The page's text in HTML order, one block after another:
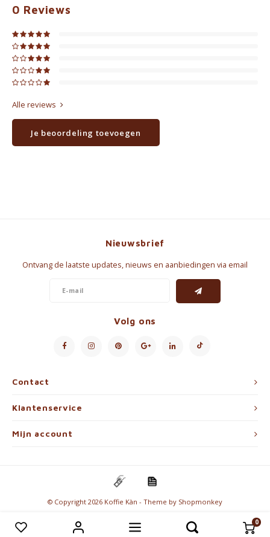
0
0 Reviews
Alle reviews
Je beoordeling toevoegen
Contact
Nieuwsbrief
Ontvang de laatste updates, nieuws en aanbiedingen via email
Volg ons
Klantenservice
Mijn account
© Copyright 2026 Koffie Kàn - Theme by Shopmonkey
Vergelijk producten 0